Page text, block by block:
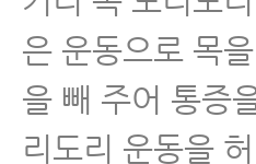
- 추간판탈출
- 추간판탈출
은 운동으로 목
을 빼 주어 통증
리도리 운동을